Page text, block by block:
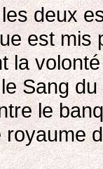
deux
est mis
la
Sang
le
royaume